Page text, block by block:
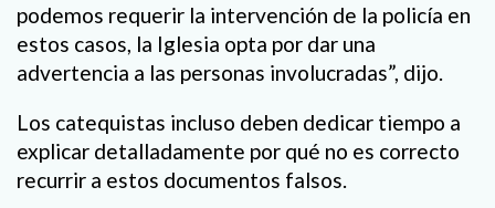
podemos requerir la intervención de la policía en
estos casos, la Iglesia opta por dar una
advertencia a las personas involucradas”, dijo.
Los catequistas incluso deben dedicar tiempo a
explicar detalladamente por qué no es correcto
recurrir a estos documentos falsos.